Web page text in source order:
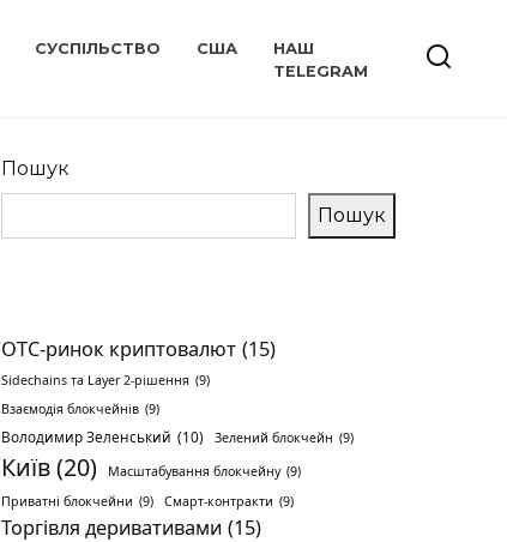
СУСПІЛЬСТВО США
НАШ
TELEGRAM
Пошук
Пошук
OTC-ринок криптовалют (15)
Sidechains та Layer 2-рішення (9)
Взаємодія блокчейнів (9)
Володимир Зеленський (10) Зелений блокчейн (9)
Київ(20) Масштабування блокчейну (9)
Приватні блокчейни (9) Смарт-контракти (9)
Торгівля деривативами (15)